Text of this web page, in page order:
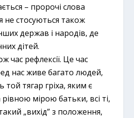
– пророчі слова
не стосуються також
держав і народів, де
дітей.
час рефлексії. Це час
нас живе багато людей,
той тягар гріха, яким є
мірою батьки, всі ті,
„вихід” з положення,